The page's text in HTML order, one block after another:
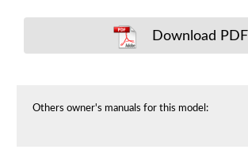
Download PDF
Others owner's manuals for this model: